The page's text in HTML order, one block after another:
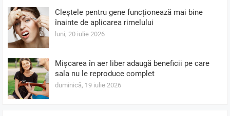
Cleștele pentru gene funcționează mai bine
înainte de aplicarea rimelului
luni, 20 iulie 2026
Mișcarea în aer liber adaugă beneficii pe care
sala nu le reproduce complet
duminică, 19 iulie 2026